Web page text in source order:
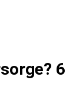
6